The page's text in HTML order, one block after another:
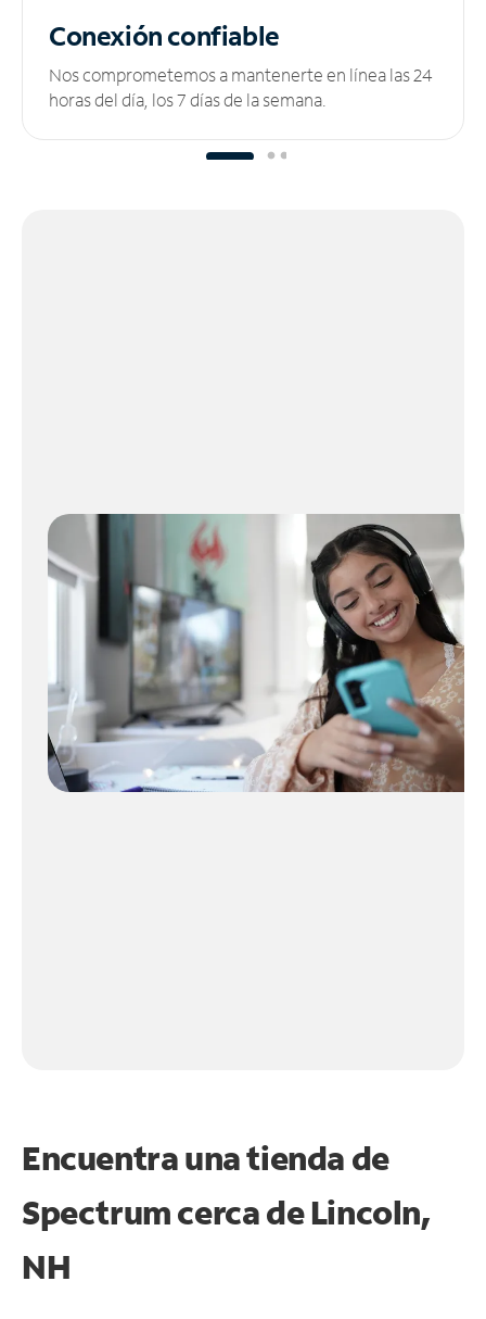
Conexión confiable
Nos comprometemos a mantenerte en línea las 24
horas del día, los 7 días de la semana.
Encuentra una tienda de
Spectrumcerca de Lincoln,
NH